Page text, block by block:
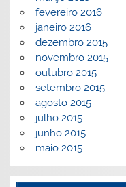
fevereiro 2016
janeiro 2016
dezembro 2015
novembro 2015
outubro 2015
setembro 2015
agosto 2015
julho 2015
junho 2015
maio 2015